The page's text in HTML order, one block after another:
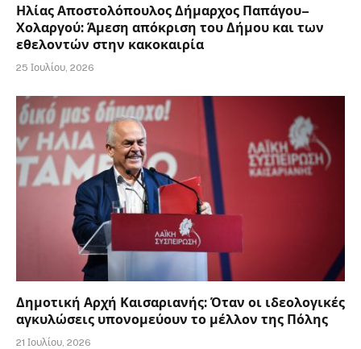
Ηλίας Αποστολόπουλος Δήμαρχος Παπάγου–
Χολαργού: Άμεση απόκριση του Δήμου και των
εθελοντών στην κακοκαιρία
25 Ιουλίου, 2026
Δημοτική Αρχή Καισαριανής: Όταν οι ιδεολογικές
αγκυλώσεις υπονομεύουν το μέλλον της Πόλης
21 Ιουλίου, 2026